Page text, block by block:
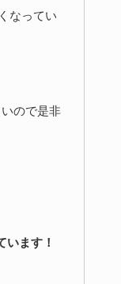
なってい
いので是非
ます！